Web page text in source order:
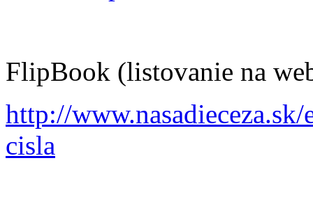
FlipBook (listovanie na
http://
cisla